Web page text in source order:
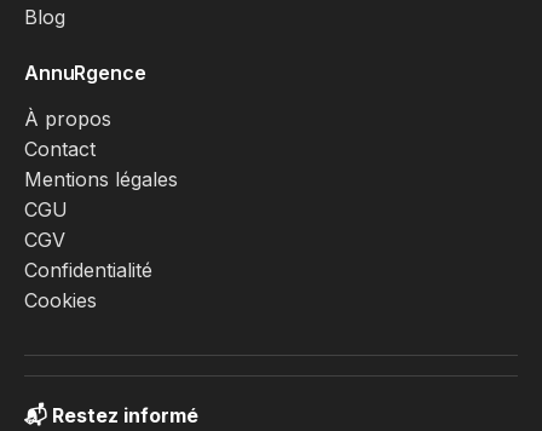
Blog
AnnuRgence
À propos
Contact
Mentions légales
CGU
CGV
Confidentialité
Cookies
📬 Restez informé